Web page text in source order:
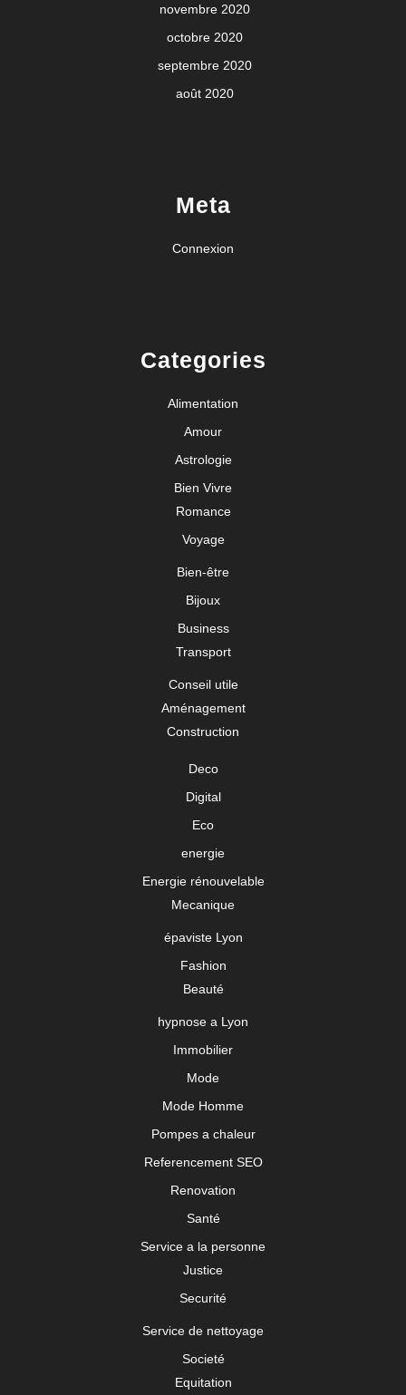
novembre 2020
octobre 2020
septembre 2020
août 2020
Meta
Connexion
Categories
Alimentation
Amour
Astrologie
Bien Vivre
Romance
Voyage
Bien-être
Bijoux
Business
Transport
Conseil utile
Aménagement
Construction
Deco
Digital
Eco
energie
Energie rénouvelable
Mecanique
épaviste Lyon
Fashion
Beauté
hypnose a Lyon
Immobilier
Mode
Mode Homme
Pompes a chaleur
Referencement SEO
Renovation
Santé
Service a la personne
Justice
Securité
Service de nettoyage
Societé
Equitation